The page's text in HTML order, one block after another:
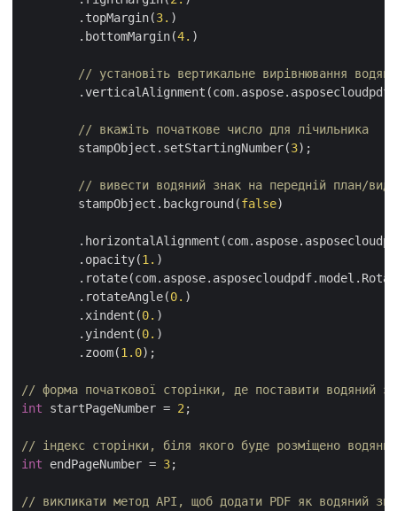
	.topMargin(
3. )
	.bottomMargin(
4. )
// установіть вертикальне вирівнювання
// вкажіть початкове число для лічильника
	stampObject.setStartingNumber(
3);
// вивести водяний знак на передній план/
	stampObject.background(
false)
	.opacity(
1. )
	.rotateAngle(
0. )
	.xindent(
0. )
	.yindent(
0. )
	.zoom(
1.0);
// форма початкової сторінки, де поставити водяний
int startPageNumber = 2 ;
// індекс сторінки, біля якого буде розміщено
int endPageNumber = 3;
// викликати метод API, щоб додати PDF як водяний